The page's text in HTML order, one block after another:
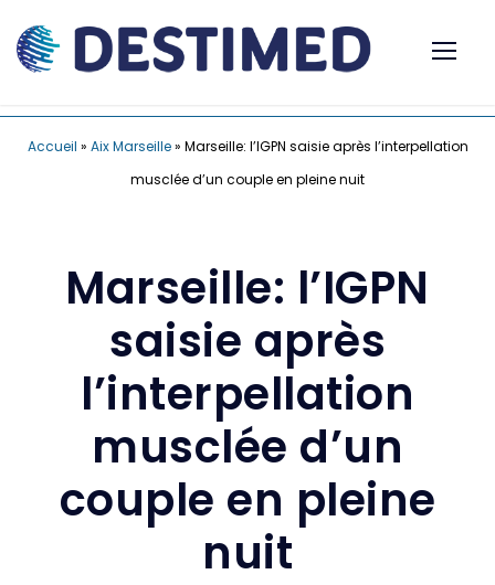
Accueil » Aix Marseille» Marseille: l’IGPN saisie après l’interpellation
musclée d’un couple en pleine nuit
Marseille: l’IGPN
saisie après
l’interpellation
musclée d’un
couple en pleine
nuit